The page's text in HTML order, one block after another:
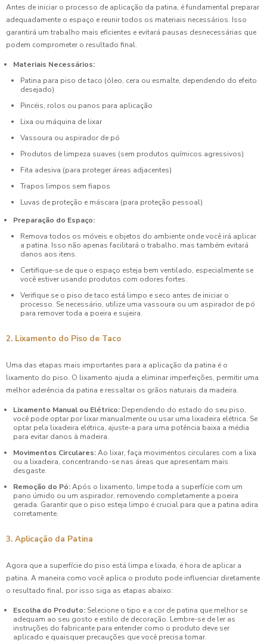
Antes de iniciar o processo de aplicação da patina, é fundamental preparar
adequadamente o espaço e reunir todos os materiais necessários. Isso
garantirá um trabalho mais eficientes e evitará pausas desnecessárias que
podem comprometer o resultado final.
Materiais Necessários:
Patina para piso de taco (óleo, cera ou esmalte, dependendo do efeito
desejado)
Pincéis, rolos ou panos para aplicação
Lixa ou máquina de lixar
Vassoura ou aspirador de pó
Produtos de limpeza suaves (sem produtos químicos agressivos)
Fita adesiva (para proteger áreas adjacentes)
Trapos limpos sem fiapos
Luvas de proteção e máscara (para proteção pessoal)
Preparação do Espaço:
Remova todos os móveis e objetos do ambiente onde você irá aplicar
a patina. Isso não apenas facilitará o trabalho, mas também evitará
danos aos itens.
Certifique-se de que o espaço esteja bem ventilado, especialmente se
você estiver usando produtos com odores fortes.
Verifique se o piso de taco está limpo e seco antes de iniciar o
processo. Se necessário, utilize uma vassoura ou um aspirador de pó
para remover toda a poeira e sujeira.
2. Lixamento do Piso de Taco
Uma das etapas mais importantes para a aplicação da patina é o
lixamento do piso. O lixamento ajuda a eliminar imperfeições, permitir uma
melhor aderência da patina e ressaltar os grãos naturais da madeira.
Lixamento Manual ou Elétrico: Dependendo do estado do seu piso,
você pode optar por lixar manualmente ou usar uma lixadeira elétrica. Se
optar pela lixadeira elétrica, ajuste-a para uma potência baixa a média
para evitar danos à madeira.
Movimentos Circulares:Ao lixar, faça movimentos circulares com a lixa
ou a lixadeira, concentrando-se nas áreas que apresentam mais
desgaste.
Remoção do Pó:Após o lixamento, limpe toda a superfície com um
pano úmido ou um aspirador, removendo completamente a poeira
gerada. Garantir que o piso esteja limpo é crucial para que a patina adira
corretamente.
3. Aplicação da Patina
Agora que a superfície do piso está limpa e lixada, é hora de aplicar a
patina. A maneira como você aplica o produto pode influenciar diretamente
o resultado final, por isso siga as etapas abaixo:
Escolha do Produto: Selecione o tipo e a cor de patina que melhor se
adequam ao seu gosto e estilo de decoração. Lembre-se de ler as
instruções do fabricante para entender como o produto deve ser
aplicado e quaisquer precauções que você precisa tomar.